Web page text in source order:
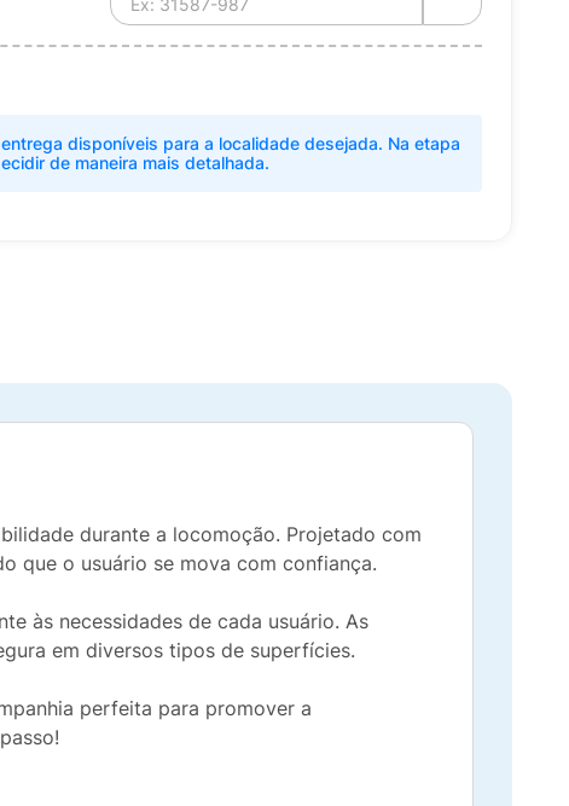
disponíveis para a localidade desejada. Na etapa
de maneira mais detalhada.
durante a locomoção. Projetado com
que o usuário se mova com confiança.
às necessidades de cada usuário. As
em diversos tipos de superfícies.
perfeita para promover a